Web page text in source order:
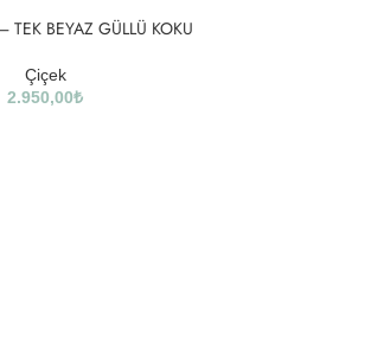
TEK BEYAZ GÜLLÜ KOKU
Çiçek
2.950,00₺